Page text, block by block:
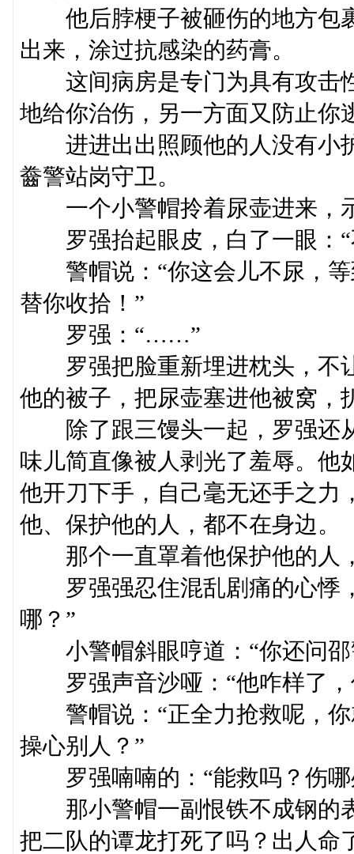
他后脖梗子被砸伤的地方包
出来，涂过抗感染的药膏。
这间病房是专门为具有攻击
地给你治伤，另一方面又防止你
进进出出照顾他的人没有小
齤警站岗守卫。
一个小警帽拎着尿壶进来，
罗强抬起眼皮，白了一眼：“
警帽说：“你这会儿不尿，等
替你收拾！”
罗强：“……”
罗强把脸重新埋进枕头，不
他的被子，把尿壶塞进他被窝
除了跟三馒头一起，罗强还
味儿简直像被人剥光了羞辱。他
他开刀下手，自己毫无还手之力
他、保护他的人，都不在身边。
那个一直罩着他保护他的人
罗强强忍住混乱剧痛的心悸
哪？”
小警帽斜眼哼道：“你还问邵
罗强声音沙哑：“他咋样了
警帽说：“正全力抢救呢，你
操心别人？”
罗强喃喃的：“能救吗？伤
那小警帽一副恨铁不成钢的
把二队的谭龙打死了吗？出人命